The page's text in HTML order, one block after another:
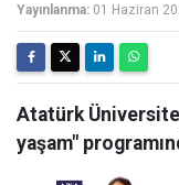
Yayınlanma: 01 Haziran
Atatürk
yaşam"